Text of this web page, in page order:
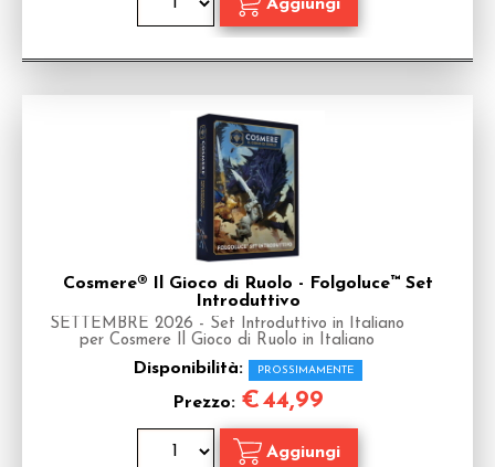
Cosmere® Il Gioco di Ruolo - Folgoluce™ Set
Introduttivo
SETTEMBRE 2026 - Set Introduttivo in Italiano
per Cosmere Il Gioco di Ruolo in Italiano
Disponibilità: PROSSIMAMENTE
Prezzo: €44,99